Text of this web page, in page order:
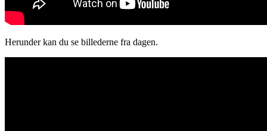
Herunder kan du se billederne fra dagen.